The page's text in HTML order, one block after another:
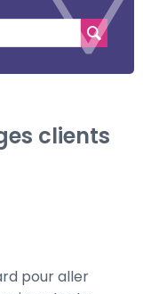
clients
pour aller